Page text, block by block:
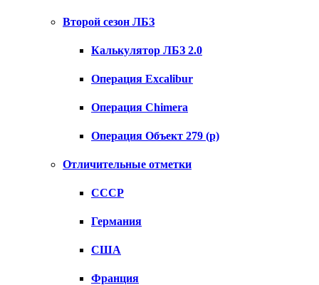
Второй сезон ЛБЗ
Калькулятор ЛБЗ 2.0
Операция Excalibur
Операция Chimera
Операция Объект 279 (р)
Отличительные отметки
СССР
Германия
США
Франция